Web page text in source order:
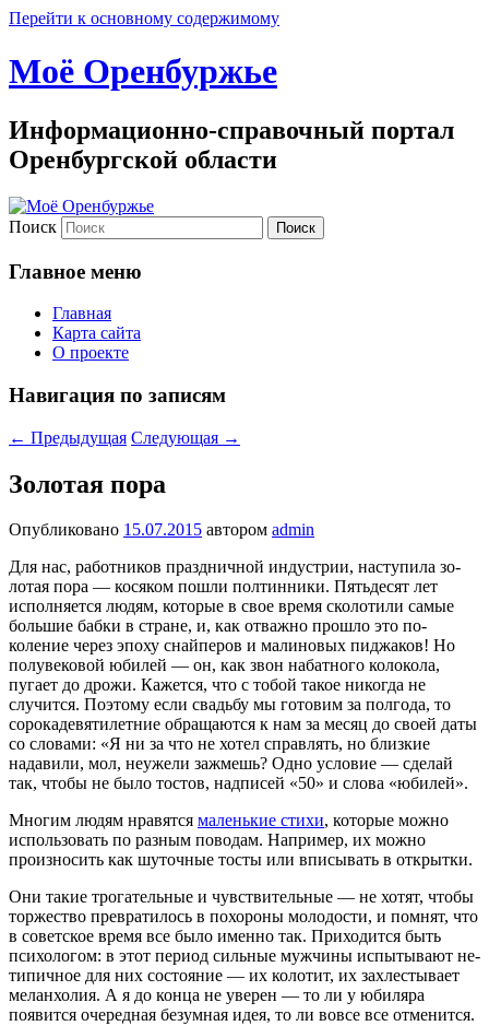
Перейти к основному содержимому
Моё Оренбуржье
Информационно-справочный портал
Оренбургской области
Поиск
Главное меню
Главная
Карта сайта
О проекте
Навигация по записям
← Предыдущая Следующая →
Золотая пора
Опубликовано 15.07.2015 автором admin
Для нас, работников праздничной инду­стрии, наступила зо­
лотая пора — косяком пошли полтинники. Пятьдесят лет
испол­няется людям, которые в свое время сколотили самые
большие бабки в стране, и, как отважно прошло это по­
коление через эпоху снайперов и малино­вых пиджаков! Но
полувековой юбилей — он, как звон набатного колокола,
пугает до дрожи. Кажется, что с тобой такое никогда не
случится. Поэтому если свадьбу мы готовим за полгода, то
сорокадевя­тилетние обращаются к нам за месяц до своей даты
со словами: «Я ни за что не хо­тел справлять, но близкие
надавили, мол, неужели зажмешь? Одно условие — сделай
так, чтобы не было тостов, надписей «50» и слова «юбилей».
Многим людям нравятся маленькие стихи, которые можно
использовать по разным поводам. Например, их можно
произносить как шуточные тосты или вписывать в открытки.
Они такие трогательные и чувствитель­ные — не хотят, чтобы
торжество превра­тилось в похороны молодости, и помнят, что
в советское время все было именно так. Приходится быть
психологом: в этот период сильные мужчины испытывают не­
типичное для них состояние — их колотит, их захлестывает
меланхолия. А я до конца не уверен — то ли у юбиляра
появится очередная безумная идея, то ли вовсе все отменится.